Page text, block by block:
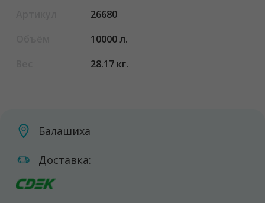
26680
10000 л.
28.17 кг.
Балашиха
Доставка: